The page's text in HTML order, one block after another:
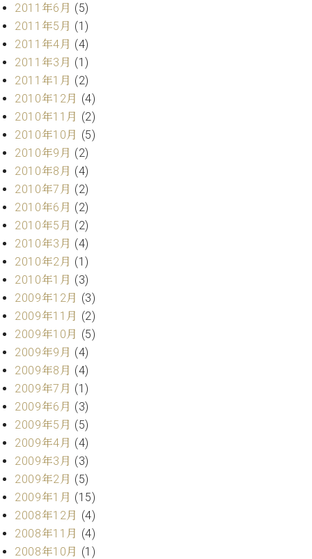
2011年6月 (5)
2011年5月 (1)
2011年4月 (4)
2011年3月 (1)
2011年1月 (2)
2010年12月 (4)
2010年11月 (2)
2010年10月 (5)
2010年9月 (2)
2010年8月 (4)
2010年7月 (2)
2010年6月 (2)
2010年5月 (2)
2010年3月 (4)
2010年2月 (1)
2010年1月 (3)
2009年12月 (3)
2009年11月 (2)
2009年10月 (5)
2009年9月 (4)
2009年8月 (4)
2009年7月 (1)
2009年6月 (3)
2009年5月 (5)
2009年4月 (4)
2009年3月 (3)
2009年2月 (5)
2009年1月 (15)
2008年12月 (4)
2008年11月 (4)
2008年10月 (1)